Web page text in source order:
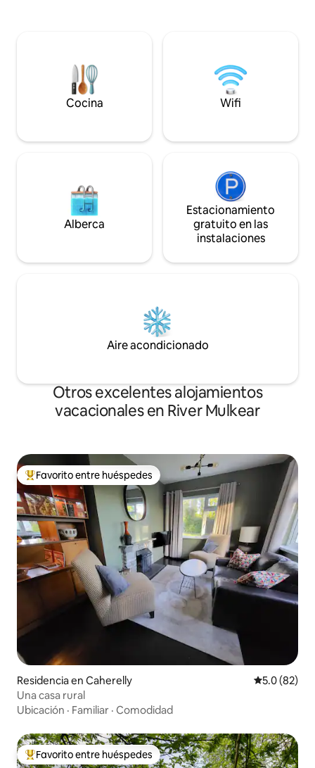
Parque empresarial Raheen, 20 minutos
en auto Adare Manor, 30 minutos en
Cocina Wifi
Alberca
Estacionamiento
gratuito en las
instalaciones
Aire acondicionado
Otros excelentes alojamientos
vacacionales en River Mulkear
De los mejores en Favorito entre huéspedes
Favorito entre huéspedes
Residencia en Caherelly Calificación
5.0 (82)
Una casa rural
Ubicación · Familiar · Comodidad
De los mejores en Favorito entre huéspedes
Favorito entre huéspedes